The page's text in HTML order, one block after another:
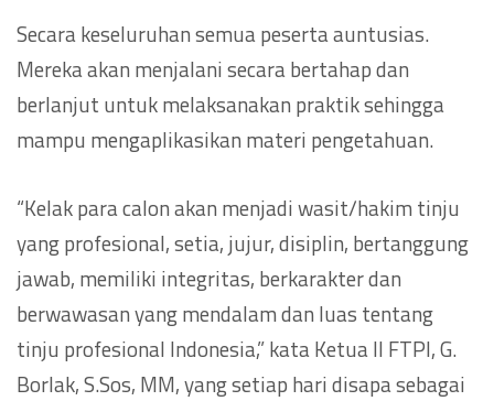
Secara keseluruhan semua peserta auntusias.
Mereka akan menjalani secara bertahap dan
berlanjut untuk melaksanakan praktik sehingga
mampu mengaplikasikan materi pengetahuan.
“Kelak para calon akan menjadi wasit/hakim tinju
yang profesional, setia, jujur, disiplin, bertanggung
jawab, memiliki integritas, berkarakter dan
berwawasan yang mendalam dan luas tentang
tinju profesional Indonesia,” kata Ketua II FTPI, G.
Borlak, S.Sos, MM, yang setiap hari disapa sebagai